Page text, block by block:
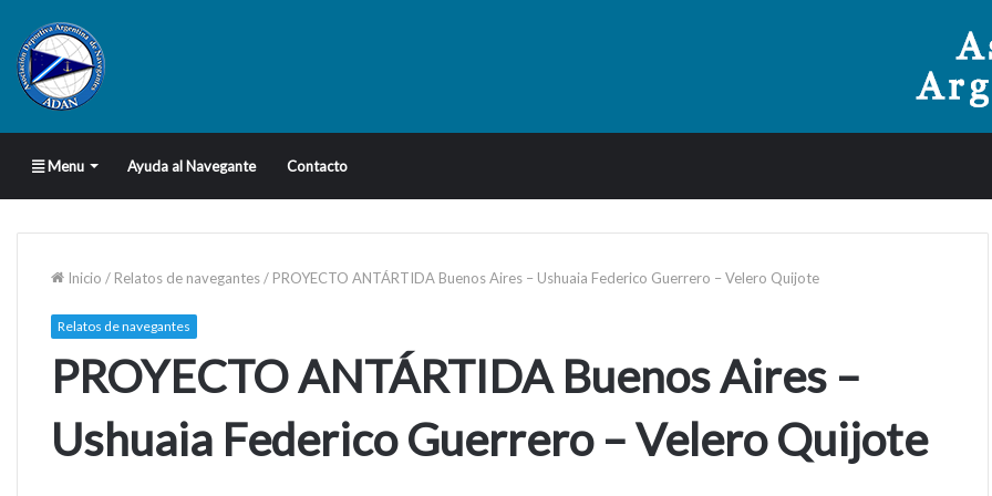
Menu Ayuda al Navegante Contacto
Inicio / Relatos de navegantes/ PROYECTO ANTÁRTIDA Buenos Aires – Ushuaia Federico Guerrero – Velero Quijote
Relatos de navegantes
PROYECTO ANTÁRTIDA Buenos Aires –
Ushuaia Federico Guerrero – Velero Quijote